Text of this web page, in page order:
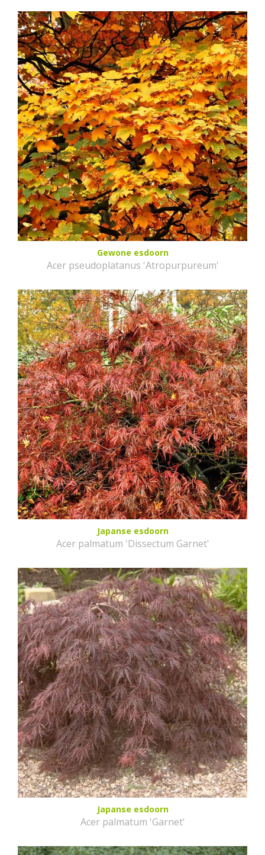
Gewone esdoorn
Acer pseudoplatanus 'Atropurpureum'
Japanse esdoorn
Acer palmatum 'Dissectum Garnet'
Japanse esdoorn
Acer palmatum 'Garnet'